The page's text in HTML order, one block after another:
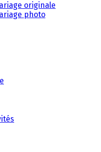
originale
photo